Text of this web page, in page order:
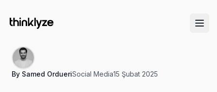
By Samed OrdueriSocial Media15 Şubat 2025